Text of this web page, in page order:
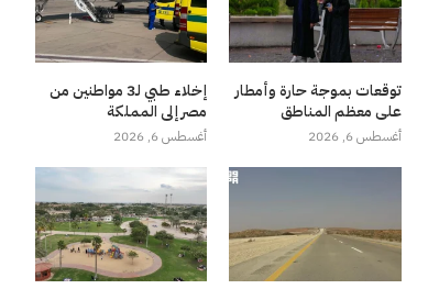
توقعات بموجة حارة وأمطار
على معظم المناطق
أغسطس 6, 2026
إخلاء طبي لـ3 مواطنين من
مصر إلى المملكة
أغسطس 6, 2026